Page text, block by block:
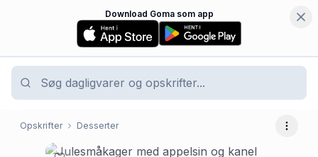
Download Goma som app
Opskrifter Desserter Flere